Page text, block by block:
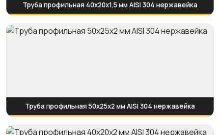
Труба профильная 40х20х1,5 мм AISI 304 нержавейка
Труба профильная 50х25х2 мм AISI 304 нержавейка